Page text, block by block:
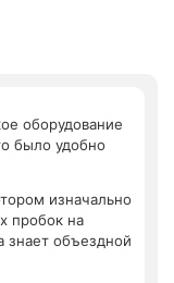
оборудование
было удобно
изначально
пробок на
знает объездной